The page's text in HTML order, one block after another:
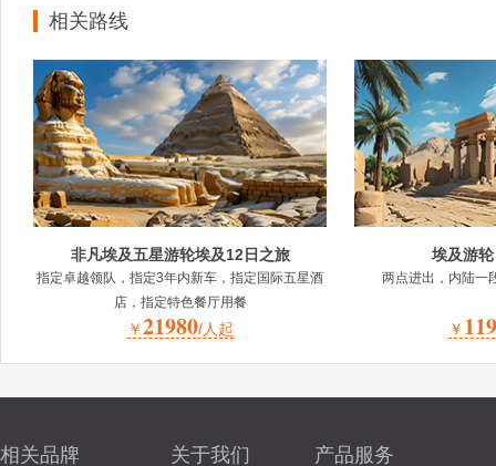
相关路线
非凡埃及五星游轮埃及12日之旅
指定卓越领队，指定3年内新车，指定国际五星酒
店，指定特色餐厅用餐
￥21980/人起
埃及游
两点进出，内陆一
￥
相关品牌 关于我们 产品服务